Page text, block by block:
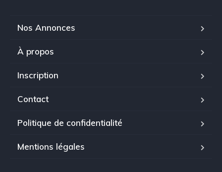
Nos Annonces
À propos
Inscription
Contact
Politique de confidentialité
Mentions légales